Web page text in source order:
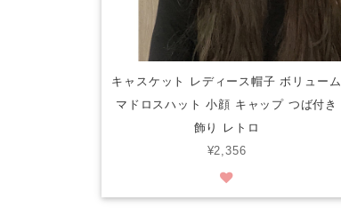
キャスケット レディース帽子 ボリューム
マドロスハット 小顔 キャップ つば付き
飾り レトロ
¥2,356